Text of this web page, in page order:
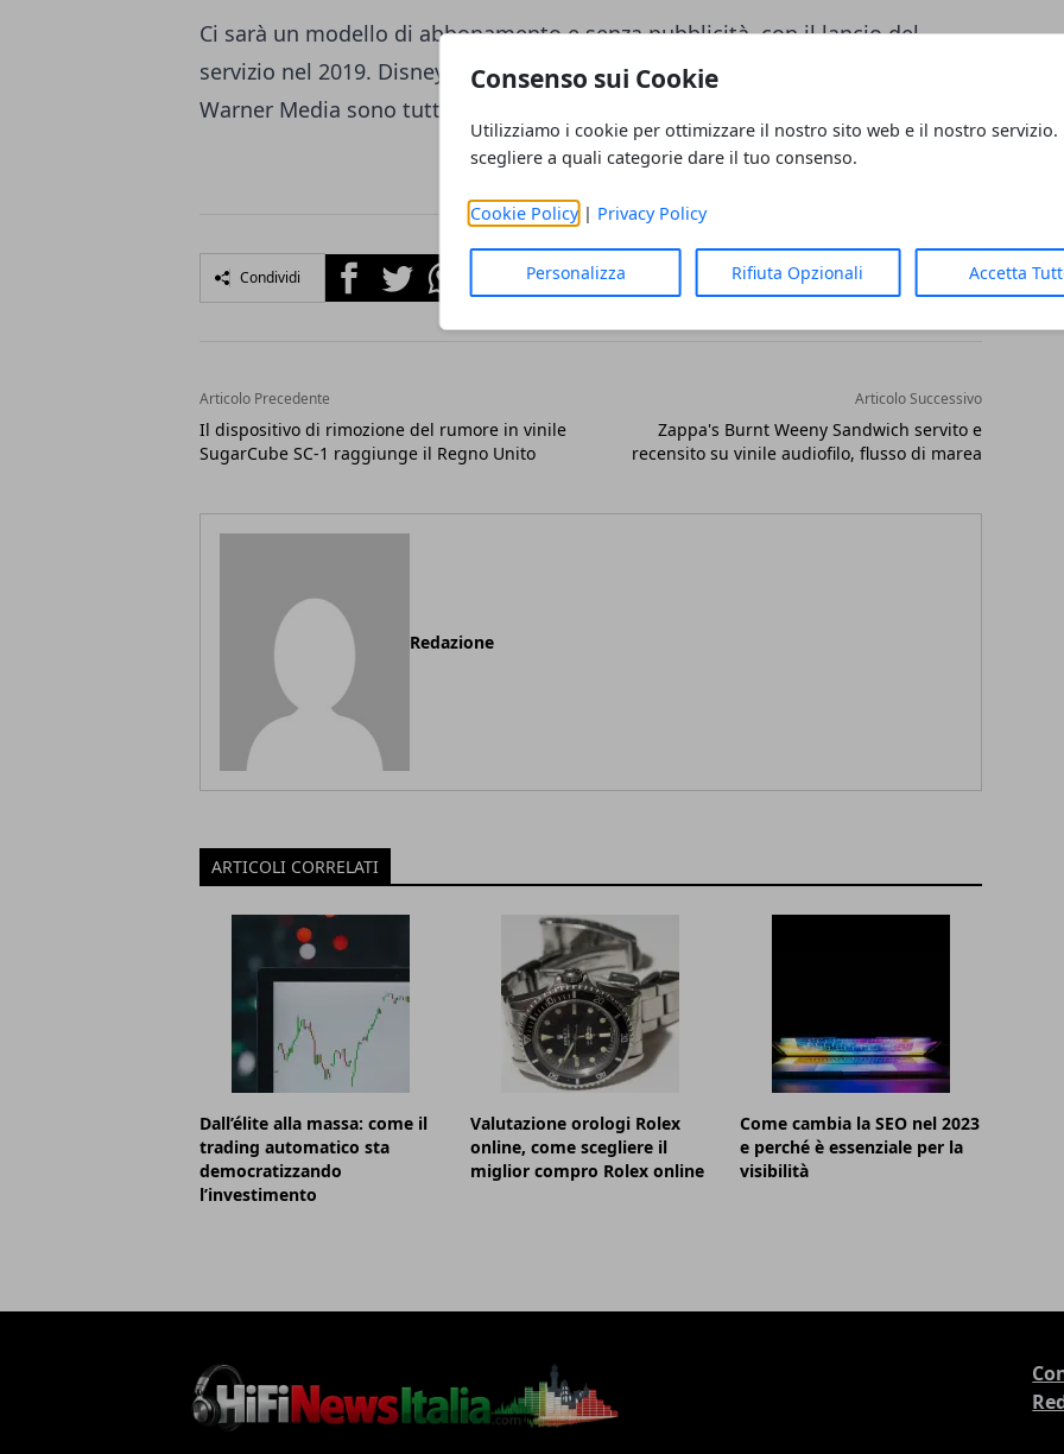
Consenso sui Cookie
Utilizziamo i cookie per ottimizzare il nostro sito web e il nostro servizio.
scegliere a quali categorie dare il tuo consenso.
Cookie Policy| Privacy Policy
Personalizza Rifiuta Opzionali Accetta
Ci sarà un modello di abbonamento e senza pubblicità, con il lancio del
servizio nel 2019. Disney, Fox, NBC Universal, Sony Pictures, Paramount e
Warner Media sono tutti coinvolti.
Condividi FacebookTwitterWhatsapp
Articolo Precedente
Il dispositivo di rimozione del rumore in vinile
SugarCube SC-1 raggiunge il Regno Unito
Articolo Successivo
Zappa's Burnt Weeny Sandwich servito e
recensito su vinile audiofilo, flusso di marea
Redazione
ARTICOLI CORRELATI
Dall’élite alla massa: come il
trading automatico sta
democratizzando
l’investimento
Valutazione orologi Rolex
online, come scegliere il
miglior compro Rolex online
Come cambia la SEO nel 2023
e perché è essenziale per la
visibilità